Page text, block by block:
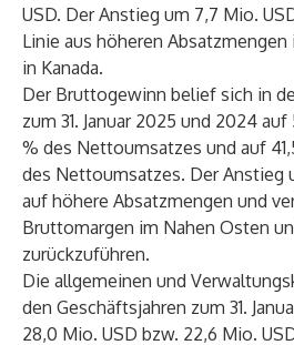
USD. Der Anstieg um 7,7 Mio.
Linie aus höheren
in Kanada.
Der Bruttogewinn belief sich in
zum 31. Januar 2025 und 2024
% des Nettoumsatzes und auf
des Nettoumsatzes. Der Anstieg
auf höhere Absatzmengen und
Bruttomargen im Nahen Osten
zurückzuführen.
Die allgemeinen und
den Geschäftsjahren zum 31.
28,0 Mio. USD bzw. 22,6 Mio.